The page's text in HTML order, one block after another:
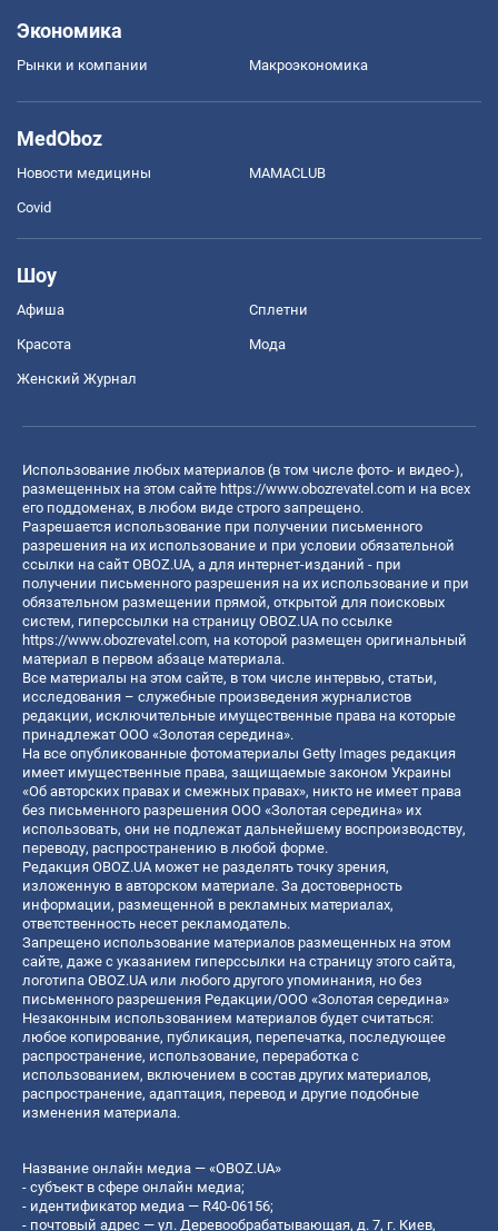
Экономика
Рынки и компании Mакроэкономика
MedOboz
Новости медицины MAMACLUB
Covid
Шоу
Афиша Сплетни
Красота Мода
Женский Журнал
Использование любых материалов (в том числе фото- и видео-),
размещенных на этом сайте https://www.obozrevatel.com и на всех
его поддоменах, в любом виде строго запрещено.
Разрешается использование при получении письменного
разрешения на их использование и при условии обязательной
ссылки на сайт OBOZ.UA, а для интернет-изданий - при
получении письменного разрешения на их использование и при
обязательном размещении прямой, открытой для поисковых
систем, гиперссылки на страницу OBOZ.UA по ссылке
https://www.obozrevatel.com, на которой размещен оригинальный
материал в первом абзаце материала.
Все материалы на этом сайте, в том числе интервью, статьи,
исследования – служебные произведения журналистов
редакции, исключительные имущественные права на которые
принадлежат ООО «Золотая середина».
На все опубликованные фотоматериалы Getty Images редакция
имеет имущественные права, защищаемые законом Украины
«Об авторских правах и смежных правах», никто не имеет права
без письменного разрешения ООО «Золотая середина» их
использовать, они не подлежат дальнейшему воспроизводству,
переводу, распространению в любой форме.
Редакция OBOZ.UA может не разделять точку зрения,
изложенную в авторском материале. За достоверность
информации, размещенной в рекламных материалах,
ответственность несет рекламодатель.
Запрещено использование материалов размещенных на этом
сайте, даже с указанием гиперссылки на страницу этого сайта,
логотипа OBOZ.UA или любого другого упоминания, но без
письменного разрешения Редакции/ООО «Золотая середина»
Незаконным использованием материалов будет считаться:
любое копирование, публикация, перепечатка, последующее
распространение, использование, переработка с
использованием, включением в состав других материалов,
распространение, адаптация, перевод и другие подобные
изменения материала.
Название онлайн медиа — «OBOZ.UA»
- субъект в сфере онлайн медиа;
- идентификатор медиа — R40-06156;
- почтовый адрес — ул. Деревообрабатывающая, д. 7, г. Киев,